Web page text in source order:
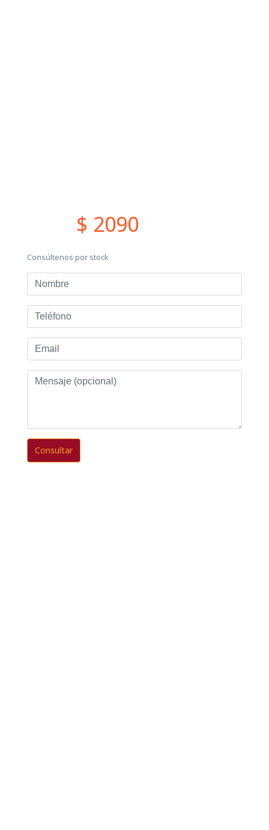
$ 2090
Consúltenos por stock
Nombre
Teléfono
Email
Mensaje
(opcional)
Consultar